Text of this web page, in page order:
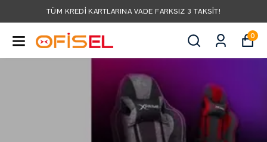
TÜM KREDI KARTLARINA VADE FARKSIZ 3 TAKSIT!
0